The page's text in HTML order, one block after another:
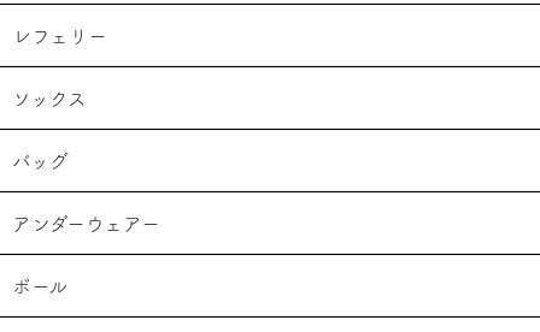
レフェリー
ソックス
バッグ
アンダーウェアー
ボール